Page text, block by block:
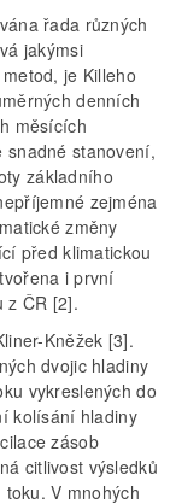
řada různých
jakýmsi
je Killeho
denních
měsících
snadné stanovení,
základního
zejména
změny
před klimatickou
i první
z ČR [2].
Kněžek [3].
dvojic hladiny
vykreslených do
kolísání hladiny
zásob
citlivost výsledků
V mnohých